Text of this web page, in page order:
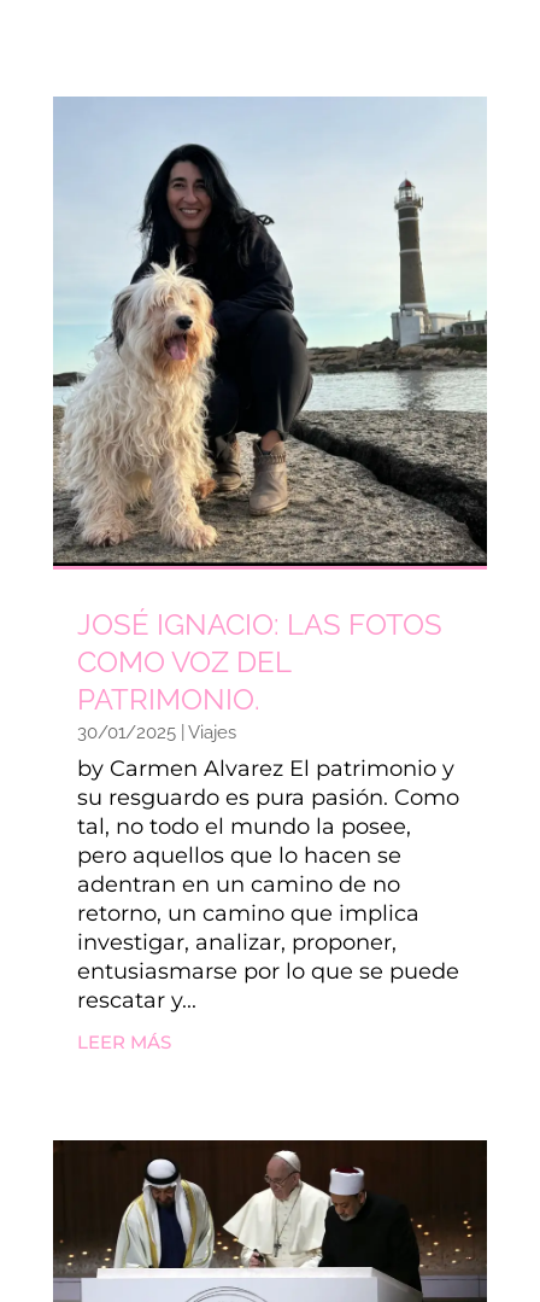
JOSÉ IGNACIO: LAS FOTOS
COMO VOZ DEL
PATRIMONIO.
30/01/2025| Viajes
by Carmen Alvarez El patrimonio y
su resguardo es pura pasión. Como
tal, no todo el mundo la posee,
pero aquellos que lo hacen se
adentran en un camino de no
retorno, un camino que implica
investigar, analizar, proponer,
entusiasmarse por lo que se puede
rescatar y...
LEER MÁS